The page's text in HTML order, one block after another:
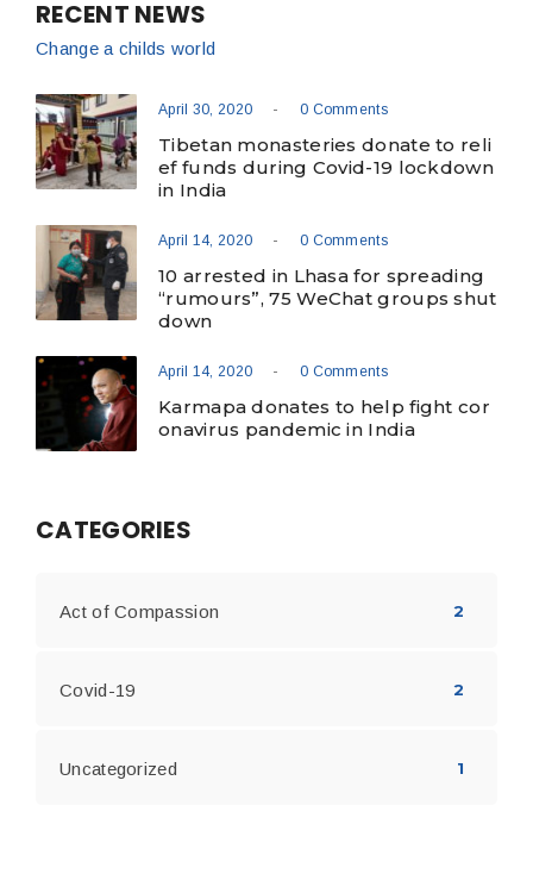
RECENT NEWS
Change a childs world
April 30, 2020 - 0 Comments
Tibetan monasteries donate to reli
ef funds during Covid-19 lockdown
in India
April 14, 2020 - 0 Comments
10 arrested in Lhasa for spreading
“rumours”, 75 WeChat groups shut
down
April 14, 2020 - 0 Comments
Karmapa donates to help fight cor
onavirus pandemic in India
CATEGORIES
Act of Compassion 2
Covid-19 2
Uncategorized 1